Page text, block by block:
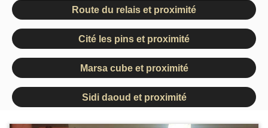
Route du relais et proximité
Cité les pins et proximité
Marsa cube et proximité
Sidi daoud et proximité